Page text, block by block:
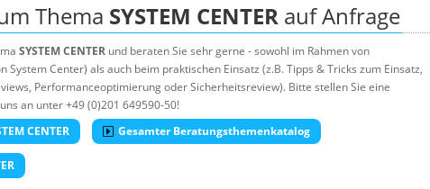
Thema SYSTEM CENTER auf Anfrage
SYSTEM CENTER und beraten Sie sehr gerne - sowohl im Rahmen von
Center) als auch beim praktischen Einsatz (z.B. Tipps & Tricks zum Einsatz,
Performanceoptimierung oder Sicherheitsreview). Bitte stellen Sie eine
an unter +49 (0)201 649590-50!
CENTER
Gesamter Beratungsthemenkatalog